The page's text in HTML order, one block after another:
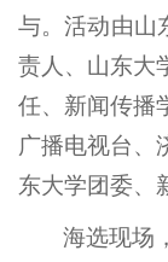
与。活动由山
责人、山东大
任、新闻传播
广播电视台、
东大学团委、
海选现场